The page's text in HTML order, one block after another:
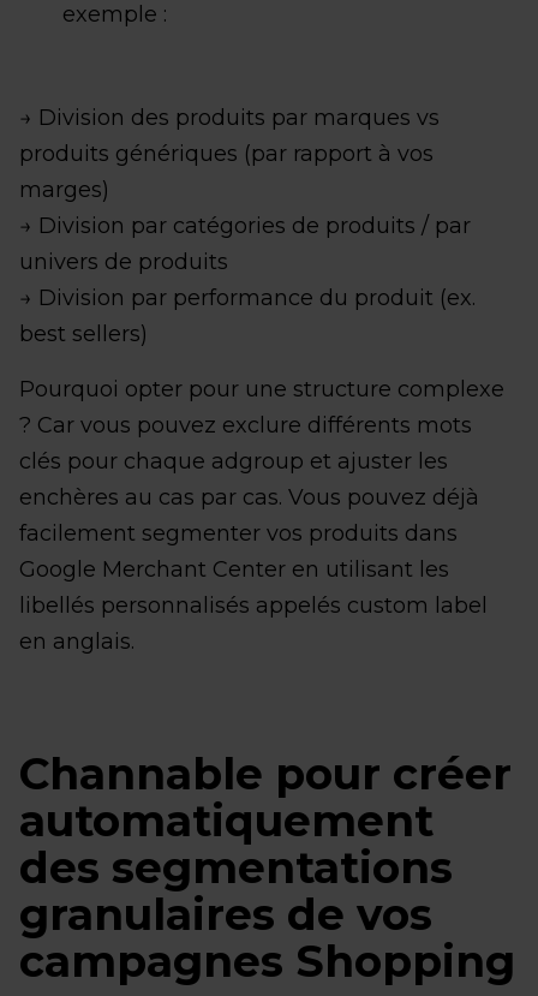
exemple :
→ Division des produits par marques vs
produits génériques (par rapport à vos
marges)
→ Division par catégories de produits / par
univers de produits
→ Division par performance du produit (ex.
best sellers)
Pourquoi opter pour une structure complexe
? Car vous pouvez exclure différents mots
clés pour chaque adgroup et ajuster les
enchères au cas par cas. Vous pouvez déjà
facilement segmenter vos produits dans
Google Merchant Center en utilisant les
libellés personnalisés appelés custom label
en anglais.
Channable pour créer
automatiquement
des segmentations
granulaires de vos
campagnes Shopping